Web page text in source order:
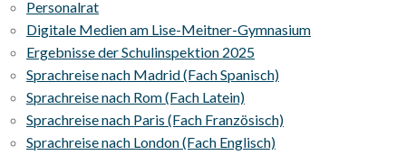
Personalrat
Digitale Medien am Lise-Meitner-Gymnasium
Ergebnisse der Schulinspektion 2025
Sprachreise nach Madrid (Fach Spanisch)
Sprachreise nach Rom (Fach Latein)
Sprachreise nach Paris (Fach Französisch)
Sprachreise nach London (Fach Englisch)